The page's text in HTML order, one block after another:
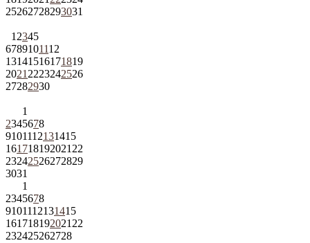
25262728293031
1 2345
6789101112
13141516171819
2021 2223242526
27282930
1
2345678
9101112131415
161718192021 22
23242526272829
3031
1
2345678
9101112131415
161718192021 22
232425262728